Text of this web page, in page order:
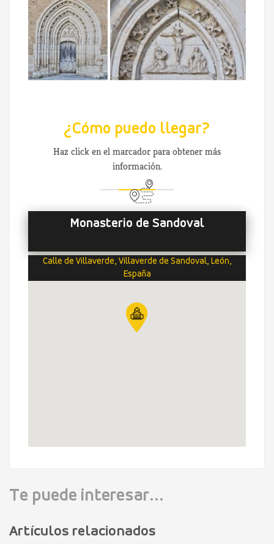
¿Cómo puedo llegar?
Haz click en el marcador para obtener más
información.
Monasterio de Sandoval
Calle de Villaverde, Villaverde de Sandoval, León,
España
Te puede interesar...
Artículos relacionados